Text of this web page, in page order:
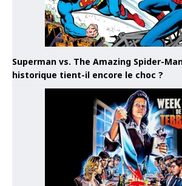
Superman vs. The Amazing Spider-
historique tient-il encore le choc ?